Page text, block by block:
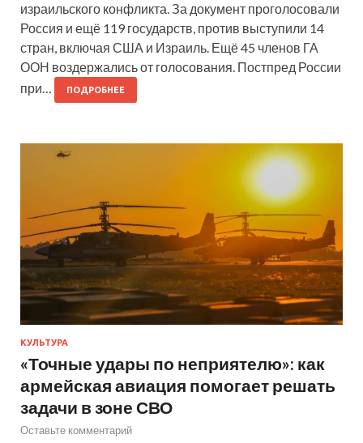
израильского конфликта. За документ проголосовали
Россия и ещё 119 государств, против выступили 14
стран, включая США и Израиль. Ещё 45 членов ГА
ООН воздержались от голосования. Постпред России
при…
ПОДРОБНЕЕ
КУЛЬТУРА
«Точные удары по неприятелю»: как
армейская авиация помогает решать
задачи в зоне СВО
Оставьте комментарий